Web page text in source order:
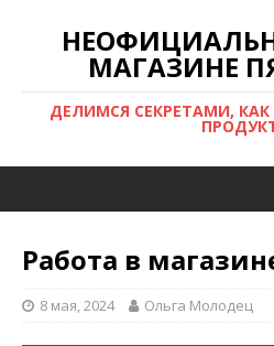
МАГАЗИНЕ
ДЕЛИМСЯ СЕКРЕТАМИ,
Работа в
8 мая, 2024 Ольга Молодец